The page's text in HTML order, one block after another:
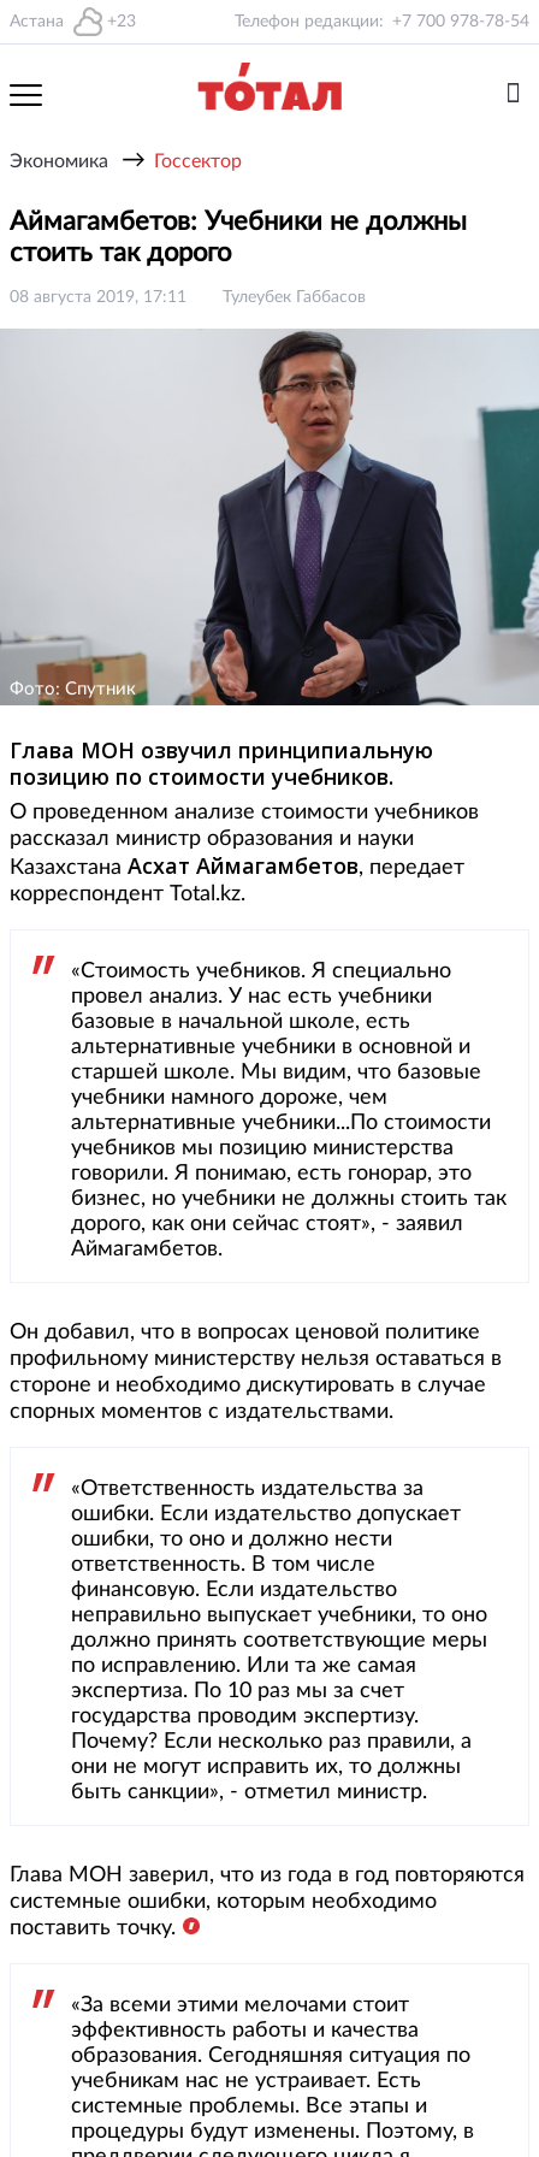
Астана +23 Телефон редакции: +7 700 978-78-54
Экономика → Госсектор
Аймагамбетов: Учебники не должны
стоить так дорого
08 августа 2019, 17:11 Тулеубек Габбасов
Фото: Спутник
Глава МОН озвучил принципиальную
позицию по стоимости учебников.
О проведенном анализе стоимости учебников
рассказал министр образования и науки
Казахстана Асхат Аймагамбетов, передает
корреспондент Total.kz.
«Стоимость учебников. Я специально
провел анализ. У нас есть учебники
базовые в начальной школе, есть
альтернативные учебники в основной и
старшей школе. Мы видим, что базовые
учебники намного дороже, чем
альтернативные учебники...По стоимости
учебников мы позицию министерства
говорили. Я понимаю, есть гонорар, это
бизнес, но учебники не должны стоить так
дорого, как они сейчас стоят», - заявил
Аймагамбетов.
Он добавил, что в вопросах ценовой политике
профильному министерству нельзя оставаться в
стороне и необходимо дискутировать в случае
спорных моментов с издательствами.
«Ответственность издательства за
ошибки. Если издательство допускает
ошибки, то оно и должно нести
ответственность. В том числе
финансовую. Если издательство
неправильно выпускает учебники, то оно
должно принять соответствующие меры
по исправлению. Или та же самая
экспертиза. По 10 раз мы за счет
государства проводим экспертизу.
Почему? Если несколько раз правили, а
они не могут исправить их, то должны
быть санкции», - отметил министр.
Глава МОН заверил, что из года в год повторяются
системные ошибки, которым необходимо
поставить точку.
«За всеми этими мелочами стоит
эффективность работы и качества
образования. Сегодняшняя ситуация по
учебникам нас не устраивает. Есть
системные проблемы. Все этапы и
процедуры будут изменены. Поэтому, в